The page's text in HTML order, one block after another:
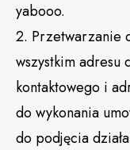
yabooo.
2. Przetwarzanie
wszystkim adresu
kontaktowego i
do wykonania
do podjęcia